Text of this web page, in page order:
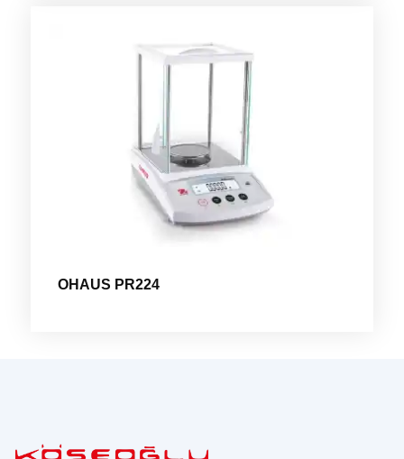
OHAUS PR224